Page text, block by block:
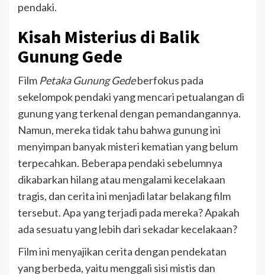
pendaki.
Kisah Misterius di Balik
Gunung Gede
Film Petaka Gunung Gedeberfokus pada
sekelompok pendaki yang mencari petualangan di
gunung yang terkenal dengan pemandangannya.
Namun, mereka tidak tahu bahwa gunung ini
menyimpan banyak misteri kematian yang belum
terpecahkan. Beberapa pendaki sebelumnya
dikabarkan hilang atau mengalami kecelakaan
tragis, dan cerita ini menjadi latar belakang film
tersebut. Apa yang terjadi pada mereka? Apakah
ada sesuatu yang lebih dari sekadar kecelakaan?
Film ini menyajikan cerita dengan pendekatan
yang berbeda, yaitu menggali sisi mistis dan